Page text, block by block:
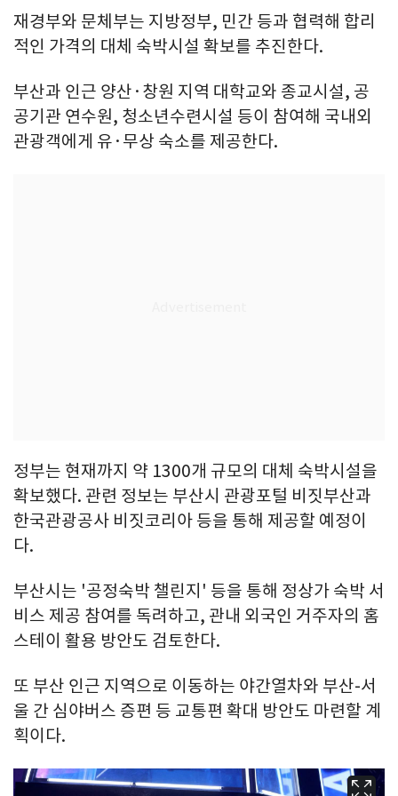
재경부와 문체부는 지방정부, 민간 등과 협력해 합리
적인 가격의 대체 숙박시설 확보를 추진한다.
부산과 인근 양산·창원 지역 대학교와 종교시설, 공
공기관 연수원, 청소년수련시설 등이 참여해 국내외
관광객에게 유·무상 숙소를 제공한다.
정부는 현재까지 약 1300개 규모의 대체 숙박시설을
확보했다. 관련 정보는 부산시 관광포털 비짓부산과
한국관광공사 비짓코리아 등을 통해 제공할 예정이
다.
부산시는 '공정숙박 챌린지' 등을 통해 정상가 숙박 서
비스 제공 참여를 독려하고, 관내 외국인 거주자의 홈
스테이 활용 방안도 검토한다.
또 부산 인근 지역으로 이동하는 야간열차와 부산-서
울 간 심야버스 증편 등 교통편 확대 방안도 마련할 계
획이다.